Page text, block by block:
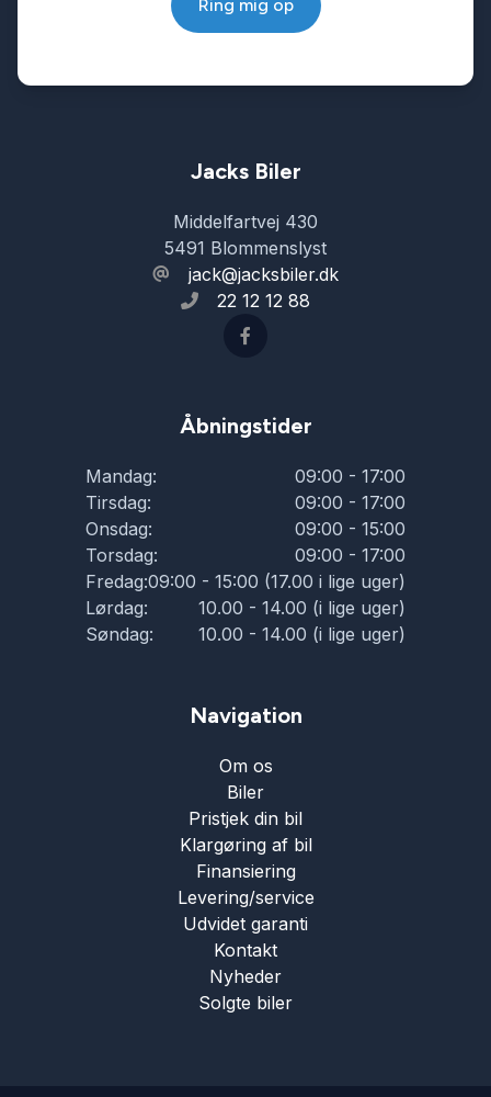
Ring mig op
Jacks Biler
Middelfartvej 430
5491 Blommenslyst
jack@jacksbiler.dk
22 12 12 88
Åbningstider
Mandag:
09:00 - 17:00
Tirsdag:
09:00 - 17:00
Onsdag:
09:00 - 15:00
Torsdag:
09:00 - 17:00
Fredag:09:00 - 15:00 (17.00 i lige uger)
Lørdag:
10.00 - 14.00 (i lige uger)
Søndag:
10.00 - 14.00 (i lige uger)
Navigation
Om os
Biler
Pristjek din bil
Klargøring af bil
Finansiering
Levering/service
Udvidet garanti
Kontakt
Nyheder
Solgte biler